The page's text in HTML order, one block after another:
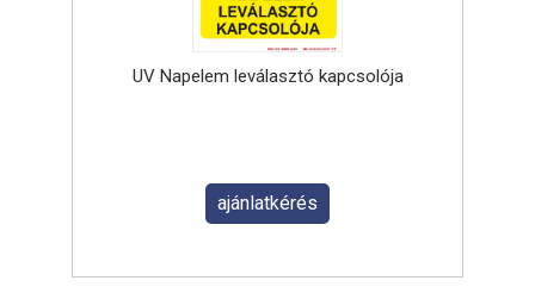
UV Napelem leválasztó kapcsolója
ajánlatkérés